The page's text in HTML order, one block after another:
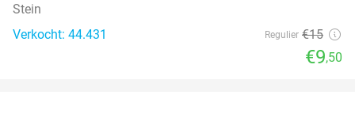
Stein
Verkocht: 44.431
Regulier €15
€9,50